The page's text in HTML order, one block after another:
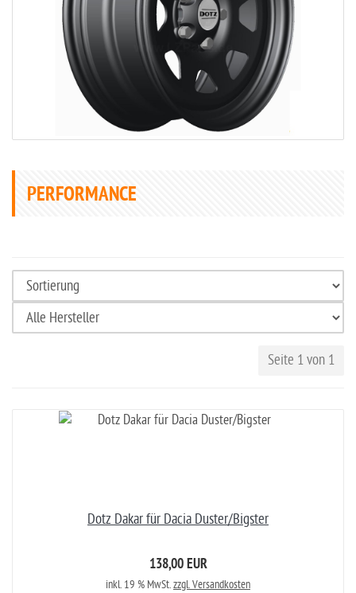
PERFORMANCE
Seite 1 von 1
Dotz Dakar für Dacia Duster/Bigster
138,00 EUR
inkl. 19 % MwSt.zzgl. Versandkosten